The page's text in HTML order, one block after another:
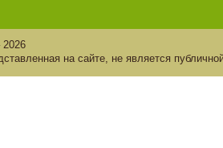
на сайте, не является